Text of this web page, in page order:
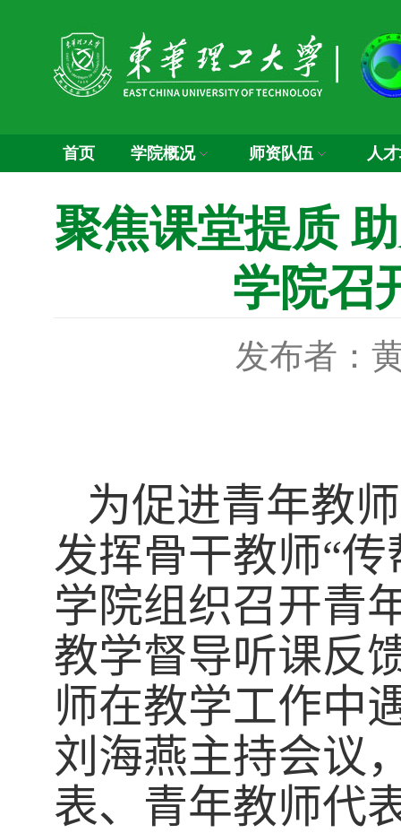
首页 学院概况 师资队伍 人
聚焦课堂提质
学院召
发布者：
为促进青年教
发挥骨干教师“
学院组织召开青
教学督导听课反
师在教学工作中
刘海燕主持会议
表、青年教师代